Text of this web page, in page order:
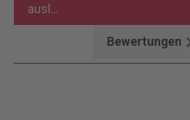
ausl…
Bewertungen